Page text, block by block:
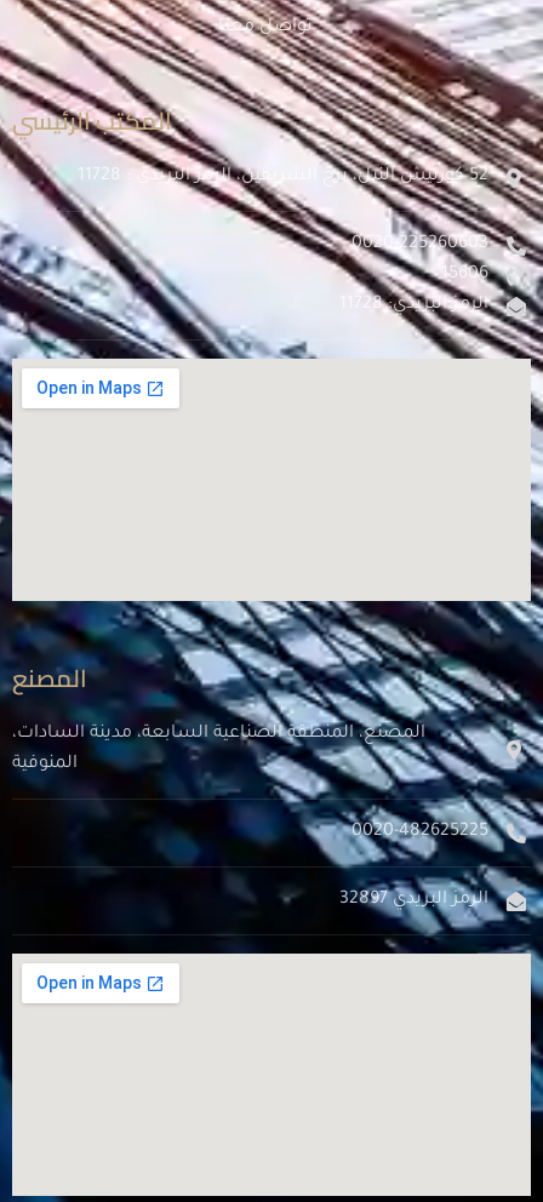
تواصل معنا
المكتب الرئيسي
52 كورنيش النيل، برج الشريفين، الرمز البريدي : 11728
0020-225260603
15606
الرمز البريدي: 11728
المصنع
المصنع، المنطقة الصناعية السابعة، مدينة السادات،
المنوفية
0020-482625225
الرمز البريدي 32897